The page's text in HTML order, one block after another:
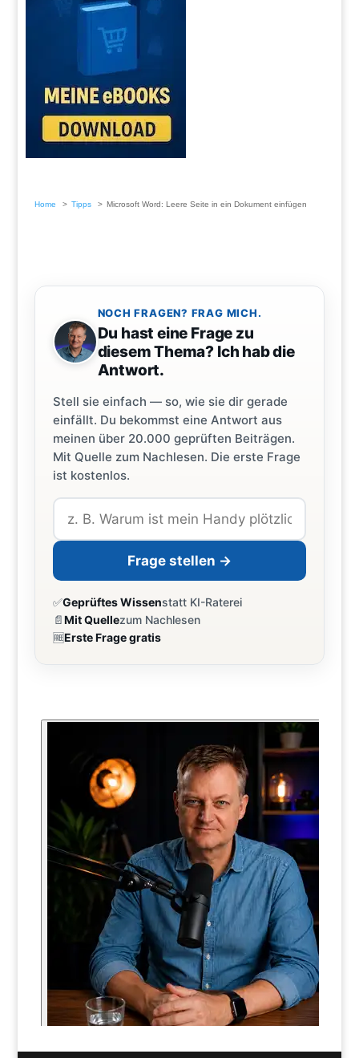
Home Tipps Microsoft Word: Leere Seite in ein Dokument einfügen
NOCH FRAGEN? FRAG MICH.
Du hast eine Frage zu
diesem Thema? Ich hab die
Antwort.
Stell sie einfach — so, wie sie dir gerade
einfällt. Du bekommst eine Antwort aus
meinen über 20.000 geprüften Beiträgen.
Mit Quelle zum Nachlesen. Die erste Frage
ist kostenlos.
Frage stellen →
✅Geprüftes Wissenstatt KI-Raterei
📄Mit Quellezum Nachlesen
🆓Erste Frage gratis